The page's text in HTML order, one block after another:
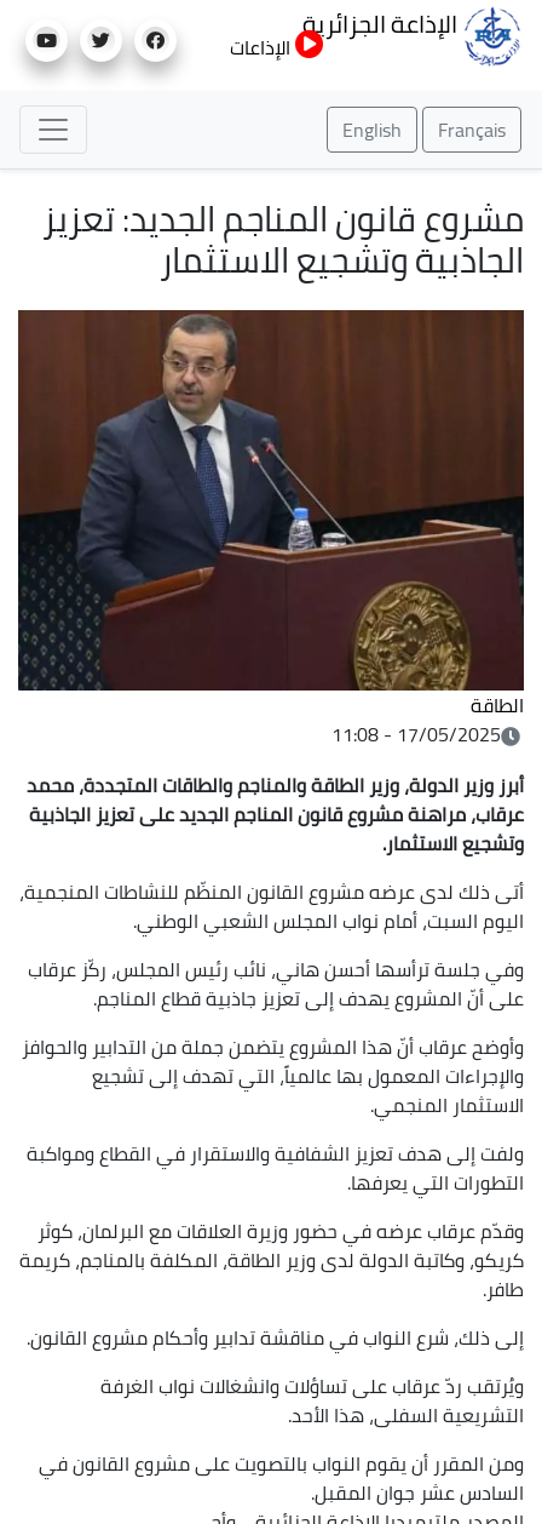
إلى
الإذاعة الجزائرية
الإذاعات
Français
English
مشروع قانون المناجم الجديد: تعزيز
الجاذبية وتشجيع الاستثمار
الطاقة
17/05/2025 - 11:08
أبرز وزير الدولة، وزير الطاقة والمناجم والطاقات المتجددة، محمد
عرقاب، مراهنة مشروع قانون المناجم الجديد على تعزيز الجاذبية
وتشجيع الاستثمار.
أتى ذلك لدى عرضه مشروع القانون المنظّم للنشاطات المنجمية،
اليوم السبت، أمام نواب المجلس الشعبي الوطني.
وفي جلسة ترأسها أحسن هاني، نائب رئيس المجلس، ركّز عرقاب
على أنّ المشروع يهدف إلى تعزيز جاذبية قطاع المناجم.
وأوضح عرقاب أنّ هذا المشروع يتضمن جملة من التدابير والحوافز
والإجراءات المعمول بها عالمياً، التي تهدف إلى تشجيع
الاستثمار المنجمي.
ولفت إلى هدف تعزيز الشفافية والاستقرار في القطاع ومواكبة
التطورات التي يعرفها.
وقدّم عرقاب عرضه في حضور وزيرة العلاقات مع البرلمان، كوثر
كريكو، وكاتبة الدولة لدى وزير الطاقة، المكلفة بالمناجم، كريمة
طافر.
إلى ذلك، شرع النواب في مناقشة تدابير وأحكام مشروع القانون.
ويُرتقب ردّ عرقاب على تساؤلات وانشغالات نواب الغرفة
التشريعية السفلى، هذا الأحد.
ومن المقرر أن يقوم النواب بالتصويت على مشروع القانون في
السادس عشر جوان المقبل.